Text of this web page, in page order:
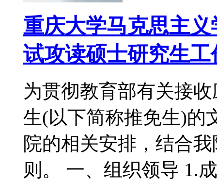
重庆大学马克思主
试攻读硕士研究生
为贯彻教育部有关接
生(以下简称推免生)的
院的相关安排，结合
则。 一、组织领导 1.